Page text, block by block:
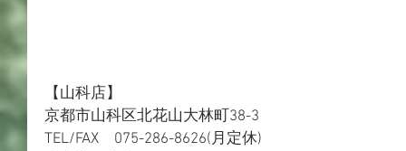
【山科店】
京都市山科区北花山大林町38-3
TEL/FAX　075-286-8626(月定休)